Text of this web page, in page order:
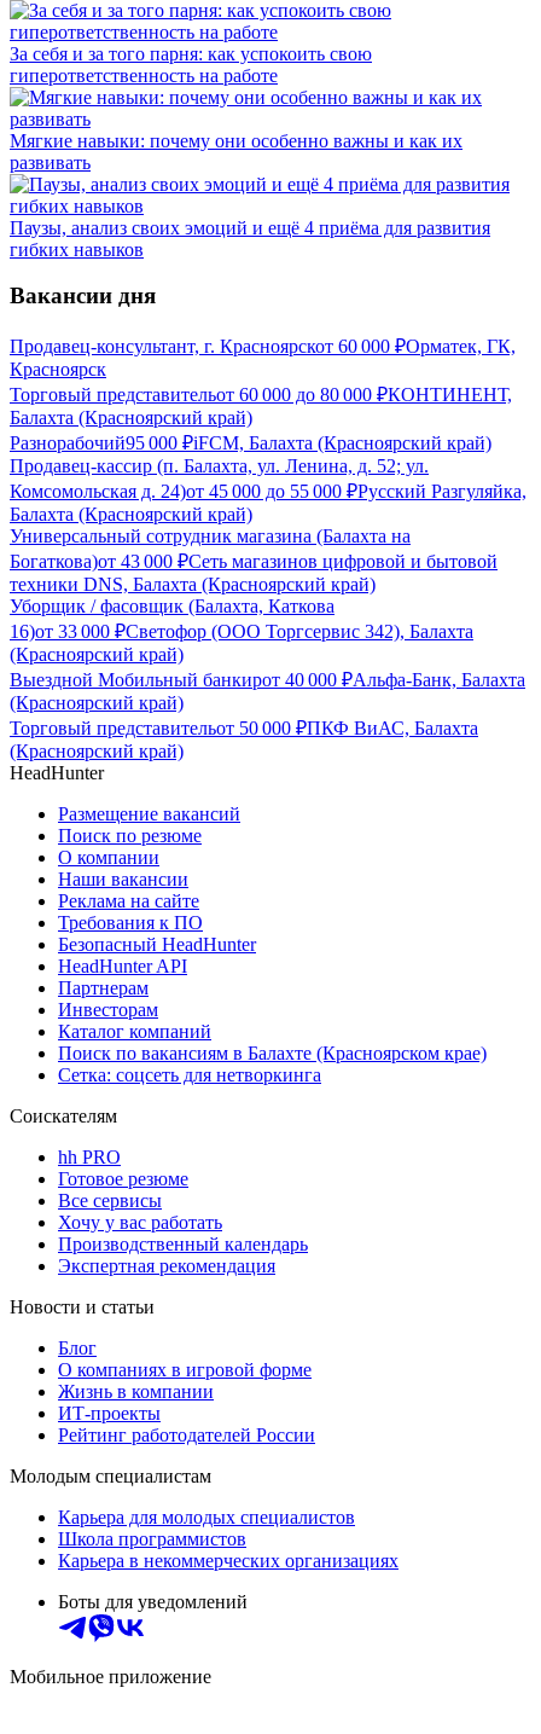
За себя и за того парня: как успокоить свою
гиперответственность на работе
Мягкие навыки: почему они особенно важны и как их
развивать
Паузы, анализ своих эмоций и ещё 4 приёма для развития
гибких навыков
Вакансии дня
Продавец-консультант, г. Красноярскот 60 000 ₽Орматек, ГК,
Красноярск
Торговый представительот 60 000 до 80 000 ₽КОНТИНЕНТ,
Балахта (Красноярский край)
Разнорабочий95 000 ₽iFCM, Балахта (Красноярский край)
Продавец-кассир (п. Балахта, ул. Ленина, д. 52; ул.
Комсомольская д. 24)от 45 000 до 55 000 ₽Русский Разгуляйка,
Балахта (Красноярский край)
Универсальный сотрудник магазина (Балахта на
Богаткова)от 43 000 ₽Сеть магазинов цифровой и бытовой
техники DNS, Балахта (Красноярский край)
Уборщик / фасовщик (Балахта, Каткова
16)от 33 000 ₽Светофор (ООО Торгсервис 342), Балахта
(Красноярский край)
Выездной Мобильный банкирот 40 000 ₽Альфа-Банк, Балахта
(Красноярский край)
Торговый представительот 50 000 ₽ПКФ ВиАС, Балахта
(Красноярский край)
HeadHunter
Размещение вакансий
Поиск по резюме
О компании
Наши вакансии
Реклама на сайте
Требования к ПО
Безопасный HeadHunter
HeadHunter API
Партнерам
Инвесторам
Каталог компаний
Поиск по вакансиям в Балахте (Красноярском крае)
Сетка: соцсеть для нетворкинга
Соискателям
hh PRO
Готовое резюме
Все сервисы
Хочу у вас работать
Производственный календарь
Экспертная рекомендация
Новости и статьи
Блог
О компаниях в игровой форме
Жизнь в компании
ИТ-проекты
Рейтинг работодателей России
Молодым специалистам
Карьера для молодых специалистов
Школа программистов
Карьера в некоммерческих организациях
Боты для уведомлений
Мобильное приложение